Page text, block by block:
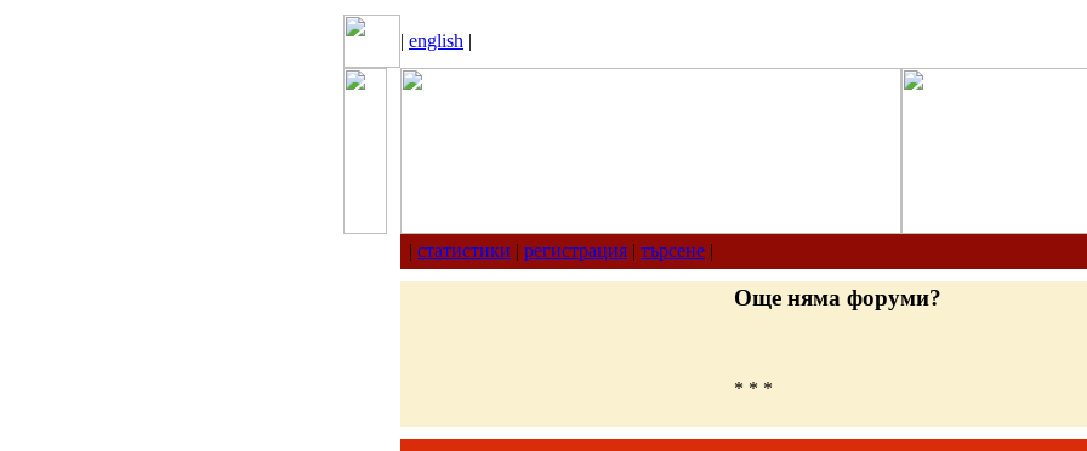
| english |
| статистики | регистрация | търсене |
Още няма форуми?
* * *